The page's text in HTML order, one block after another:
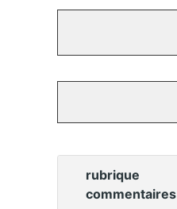
rubrique
commentaires